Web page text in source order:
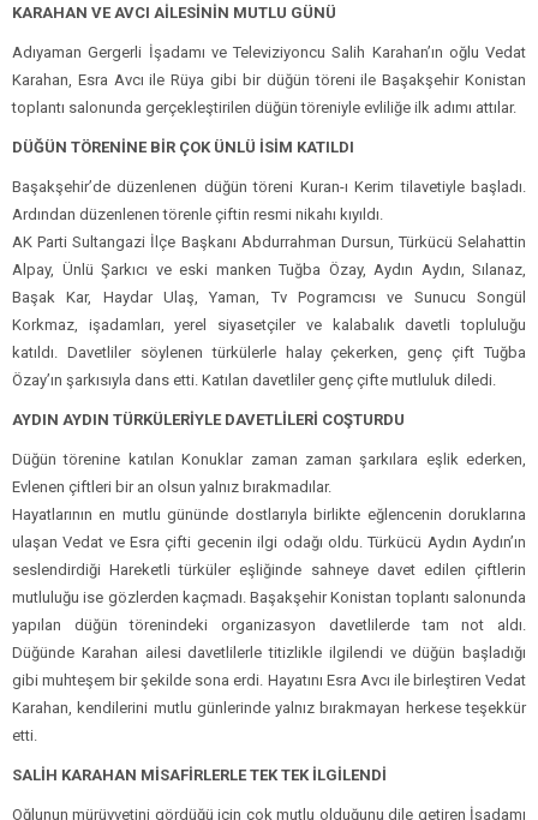
KARAHAN VE AVCI AİLESİNİN MUTLU GÜNÜ
Adıyaman Gergerli İşadamı ve Televiziyoncu Salih Karahan’ın oğlu Vedat
Karahan, Esra Avcı ile Rüya gibi bir düğün töreni ile Başakşehir Konistan
toplantı salonunda gerçekleştirilen düğün töreniyle evliliğe ilk adımı attılar.
DÜĞÜN TÖRENİNE BİR ÇOK ÜNLÜ İSİM KATILDI
Başakşehir’de düzenlenen düğün töreni Kuran-ı Kerim tilavetiyle başladı.
Ardından düzenlenen törenle çiftin resmi nikahı kıyıldı.
AK Parti Sultangazi İlçe Başkanı Abdurrahman Dursun, Türkücü Selahattin
Alpay, Ünlü Şarkıcı ve eski manken Tuğba Özay, Aydın Aydın, Sılanaz,
Başak Kar, Haydar Ulaş, Yaman, Tv Pogramcısı ve Sunucu Songül
Korkmaz, işadamları, yerel siyasetçiler ve kalabalık davetli topluluğu
katıldı. Davetliler söylenen türkülerle halay çekerken, genç çift Tuğba
Özay’ın şarkısıyla dans etti. Katılan davetliler genç çifte mutluluk diledi.
AYDIN AYDIN TÜRKÜLERİYLE DAVETLİLERİ COŞTURDU
Düğün törenine katılan Konuklar zaman zaman şarkılara eşlik ederken,
Evlenen çiftleri bir an olsun yalnız bırakmadılar.
Hayatlarının en mutlu gününde dostlarıyla birlikte eğlencenin doruklarına
ulaşan Vedat ve Esra çifti gecenin ilgi odağı oldu. Türkücü Aydın Aydın’ın
seslendirdiği Hareketli türküler eşliğinde sahneye davet edilen çiftlerin
mutluluğu ise gözlerden kaçmadı. Başakşehir Konistan toplantı salonunda
yapılan düğün törenindeki organizasyon davetlilerde tam not aldı.
Düğünde Karahan ailesi davetlilerle titizlikle ilgilendi ve düğün başladığı
gibi muhteşem bir şekilde sona erdi. Hayatını Esra Avcı ile birleştiren Vedat
Karahan, kendilerini mutlu günlerinde yalnız bırakmayan herkese teşekkür
etti.
SALİH KARAHAN MİSAFİRLERLE TEK TEK İLGİLENDİ
Oğlunun mürüvvetini gördüğü için çok mutlu olduğunu dile getiren İşadamı